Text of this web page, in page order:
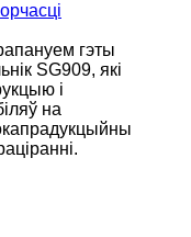
гэты
SG909, які
і
на